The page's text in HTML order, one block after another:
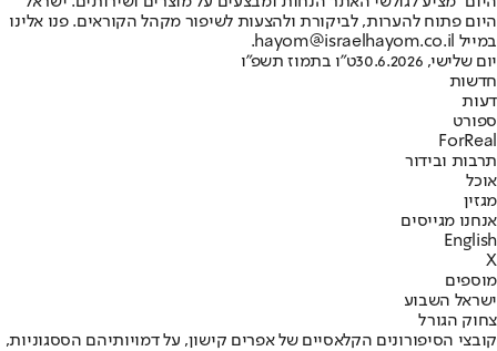
היום פתוח להערות, לביקורת ולהצעות לשיפור מקהל הקוראים. פנו אלינו
במייל hayom@israelhayom.co.il.
יום שלישי, 30.6.2026
ט"ו בתמוז תשפ"ו
חדשות
דעות
ספורט
ForReal
תרבות ובידור
אוכל
מגזין
אנחנו מגייסים
English
X
מוספים
ישראל השבוע
צחוק הגורל
קובצי הסיפורונים הקלאסיים של אפרים קישון, על דמויותיהם הססגוניות,